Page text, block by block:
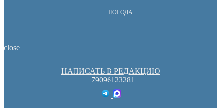
ПОГОДА
close
НАПИСАТЬ В РЕДАКЦИЮ
+79096123281